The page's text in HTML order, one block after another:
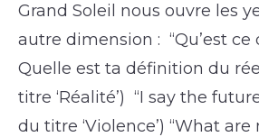
Grand Soleil nous ouvre les
autre dimension : “Qu’est ce
Quelle est ta définition du
titre ‘Réalité’) “I say the
du titre ‘Violence’) “What